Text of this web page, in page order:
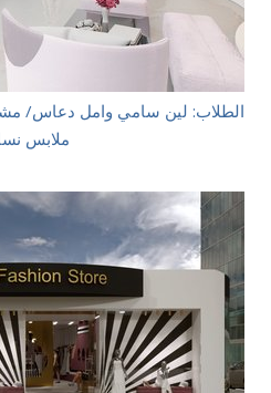
الطلاب: لين سامي وامل دعاس/
ملابس